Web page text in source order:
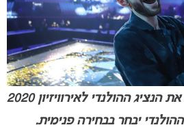
חברי הועדה אשר יבחרו את הנציג ההולנדי לאירוויזיון 2020
יבחר בבחירה פנימית.